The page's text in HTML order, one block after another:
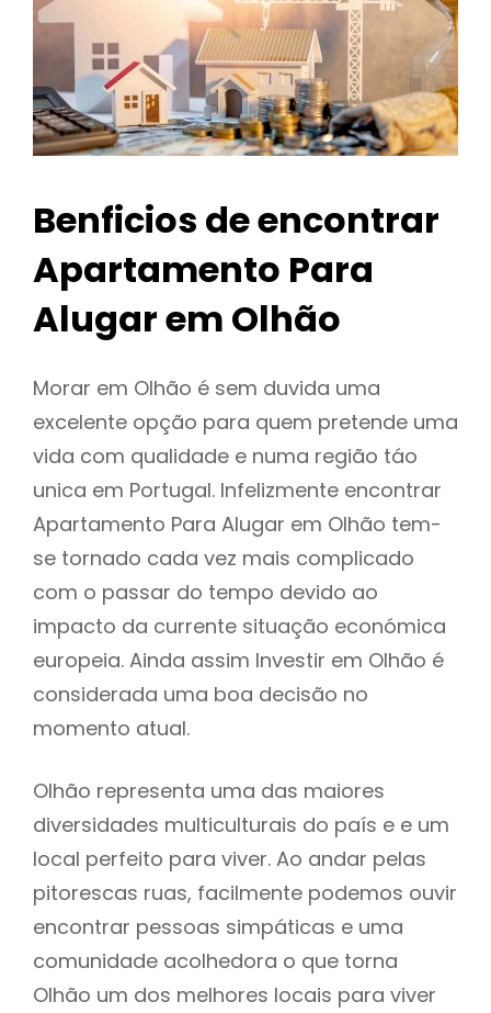
Benficios de encontrar
Apartamento Para
Alugar em Olhão
Morar em Olhão é sem duvida uma
excelente opção para quem pretende uma
vida com qualidade e numa região táo
unica em Portugal. Infelizmente encontrar
Apartamento Para Alugar em Olhão tem-
se tornado cada vez mais complicado
com o passar do tempo devido ao
impacto da currente situação económica
europeia. Ainda assim Investir em Olhão é
considerada uma boa decisão no
momento atual.
Olhão representa uma das maiores
diversidades multiculturais do país e e um
local perfeito para viver. Ao andar pelas
pitorescas ruas, facilmente podemos ouvir
encontrar pessoas simpáticas e uma
comunidade acolhedora o que torna
Olhão um dos melhores locais para viver